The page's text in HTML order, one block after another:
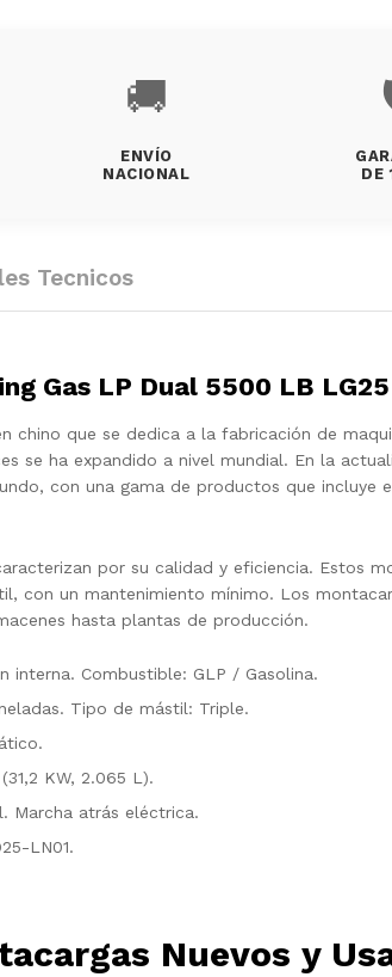
🚚
ENVÍO
NACIONAL
DE
Tecnicos
Gas LP Dual 5500 LB
chino que se dedica a la fabricación de
se ha expandido a nivel mundial. En la
con una gama de productos que incluye
por su calidad y eficiencia. Estos
con un mantenimiento mínimo. Los
hasta plantas de producción.
interna. Combustible: GLP / Gasolina.
Tipo de mástil: Triple.
KW, 2.065 L).
Marcha atrás eléctrica.
LN01.
Nuevos y